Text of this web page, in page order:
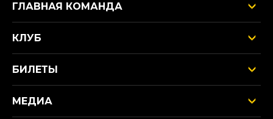
ГЛАВНАЯ КОМАНДА
КЛУБ
БИЛЕТЫ
МЕДИА